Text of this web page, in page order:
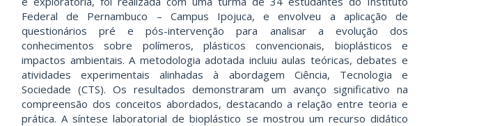
Federal de Pernambuco – Campus Ipojuca, e envolveu a aplicação de
questionários pré e pós-intervenção para analisar a evolução dos
conhecimentos sobre polímeros, plásticos convencionais, bioplásticos e
impactos ambientais. A metodologia adotada incluiu aulas teóricas, debates e
atividades experimentais alinhadas à abordagem Ciência, Tecnologia e
Sociedade (CTS). Os resultados demonstraram um avanço significativo na
compreensão dos conceitos abordados, destacando a relação entre teoria e
prática. A síntese laboratorial de bioplástico se mostrou um recurso didático